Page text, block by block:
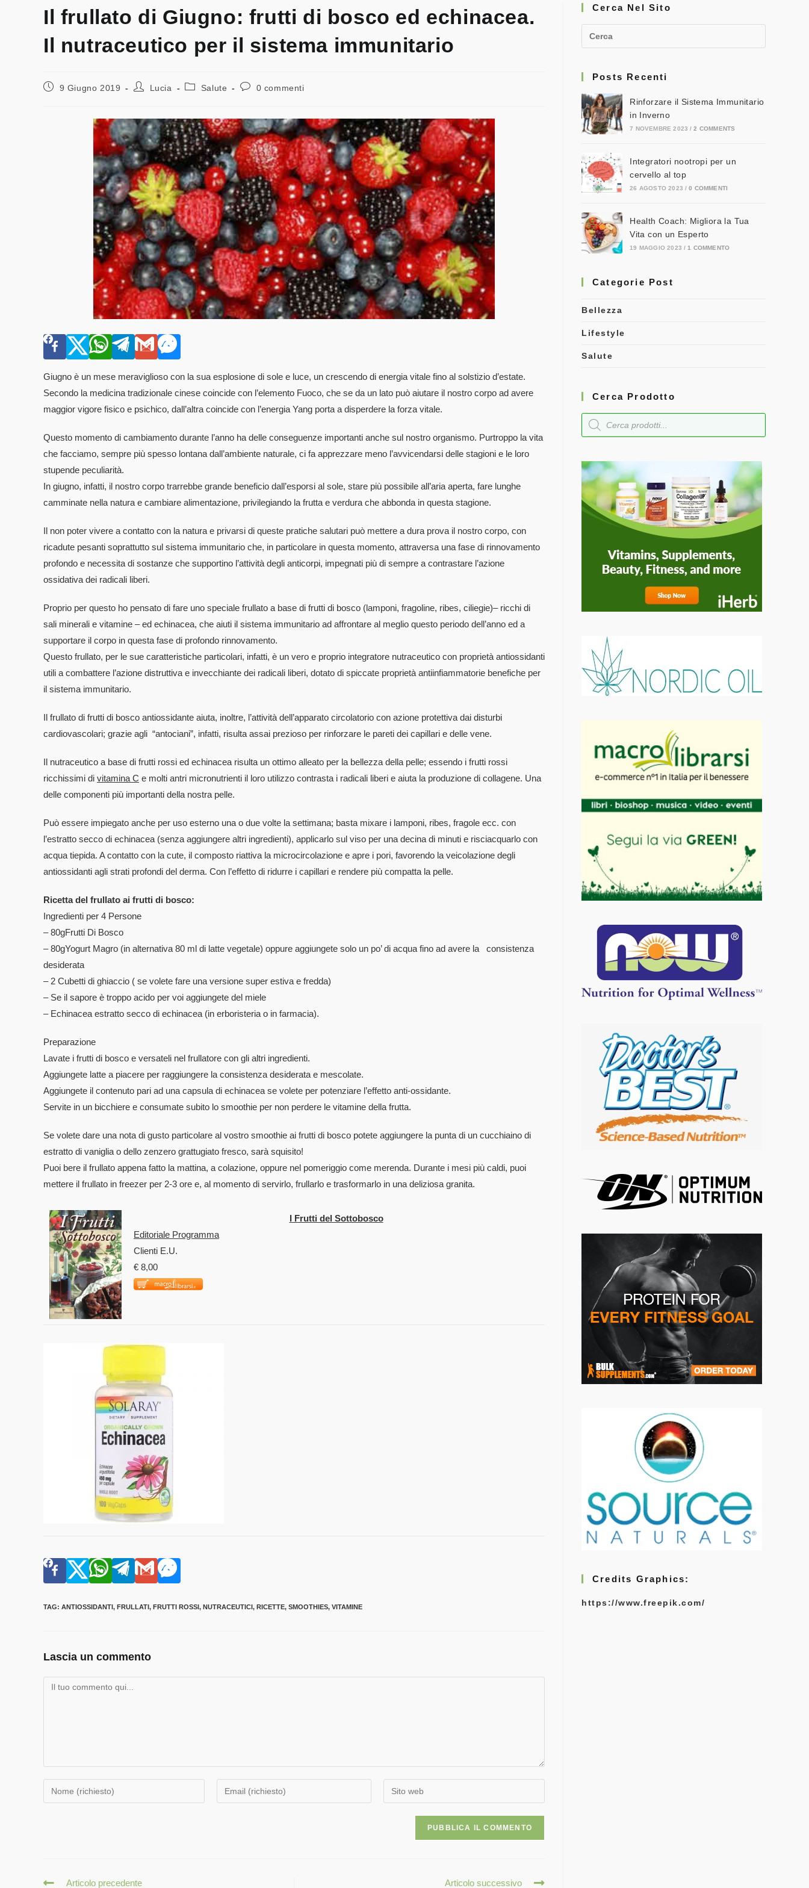
Il frullato di Giugno: frutti di bosco ed echinacea.
Il nutraceutico per il sistema immunitario
9 Giugno 2019 Lucia Salute 0 commenti
Giugno è un mese meraviglioso con la sua esplosione di sole e luce, un crescendo di energia vitale fino al solstizio d’estate.
Secondo la medicina tradizionale cinese coincide con l’elemento Fuoco, che se da un lato può aiutare il nostro corpo ad avere
maggior vigore fisico e psichico, dall’altra coincide con l’energia Yang porta a disperdere la forza vitale.
Questo momento di cambiamento durante l’anno ha delle conseguenze importanti anche sul nostro organismo. Purtroppo la vita
che facciamo, sempre più spesso lontana dall’ambiente naturale, ci fa apprezzare meno l’avvicendarsi delle stagioni e le loro
stupende peculiarità.
In giugno, infatti, il nostro corpo trarrebbe grande beneficio dall’esporsi al sole, stare più possibile all’aria aperta, fare lunghe
camminate nella natura e cambiare alimentazione, privilegiando la frutta e verdura che abbonda in questa stagione.
Il non poter vivere a contatto con la natura e privarsi di queste pratiche salutari può mettere a dura prova il nostro corpo, con
ricadute pesanti soprattutto sul sistema immunitario che, in particolare in questa momento, attraversa una fase di rinnovamento
profondo e necessita di sostanze che supportino l’attività degli anticorpi, impegnati più di sempre a contrastare l’azione
ossidativa dei radicali liberi.
Proprio per questo ho pensato di fare uno speciale frullato a base di frutti di bosco (lamponi, fragoline, ribes, ciliegie)– ricchi di
sali minerali e vitamine – ed echinacea, che aiuti il sistema immunitario ad affrontare al meglio questo periodo dell’anno ed a
supportare il corpo in questa fase di profondo rinnovamento.
Questo frullato, per le sue caratteristiche particolari, infatti, è un vero e proprio integratore nutraceutico con proprietà antiossidanti
utili a combattere l’azione distruttiva e invecchiante dei radicali liberi, dotato di spiccate proprietà antiinfiammatorie benefiche per
il sistema immunitario.
Il frullato di frutti di bosco antiossidante aiuta, inoltre, l’attività dell’apparato circolatorio con azione protettiva dai disturbi
cardiovascolari; grazie agli “antociani”, infatti, risulta assai prezioso per rinforzare le pareti dei capillari e delle vene.
Il nutraceutico a base di frutti rossi ed echinacea risulta un ottimo alleato per la bellezza della pelle; essendo i frutti rossi
ricchissimi di vitamina C e molti antri micronutrienti il loro utilizzo contrasta i radicali liberi e aiuta la produzione di collagene. Una
delle componenti più importanti della nostra pelle.
Può essere impiegato anche per uso esterno una o due volte la settimana; basta mixare i lamponi, ribes, fragole ecc. con
l’estratto secco di echinacea (senza aggiungere altri ingredienti), applicarlo sul viso per una decina di minuti e risciacquarlo con
acqua tiepida. A contatto con la cute, il composto riattiva la microcircolazione e apre i pori, favorendo la veicolazione degli
antiossidanti agli strati profondi del derma. Con l’effetto di ridurre i capillari e rendere più compatta la pelle.
Ricetta del frullato ai frutti di bosco:
Ingredienti per 4 Persone
– 80gFrutti Di Bosco
– 80gYogurt Magro (in alternativa 80 ml di latte vegetale) oppure aggiungete solo un po’ di acqua fino ad avere la consistenza
desiderata
– 2 Cubetti di ghiaccio ( se volete fare una versione super estiva e fredda)
– Se il sapore è troppo acido per voi aggiungete del miele
– Echinacea estratto secco di echinacea (in erboristeria o in farmacia).
Preparazione
Lavate i frutti di bosco e versateli nel frullatore con gli altri ingredienti.
Aggiungete latte a piacere per raggiungere la consistenza desiderata e mescolate.
Aggiungete il contenuto pari ad una capsula di echinacea se volete per potenziare l’effetto anti-ossidante.
Servite in un bicchiere e consumate subito lo smoothie per non perdere le vitamine della frutta.
Se volete dare una nota di gusto particolare al vostro smoothie ai frutti di bosco potete aggiungere la punta di un cucchiaino di
estratto di vaniglia o dello zenzero grattugiato fresco, sarà squisito!
Puoi bere il frullato appena fatto la mattina, a colazione, oppure nel pomeriggio come merenda. Durante i mesi più caldi, puoi
mettere il frullato in freezer per 2-3 ore e, al momento di servirlo, frullarlo e trasformarlo in una deliziosa granita.
I Frutti del Sottobosco
Editoriale Programma
Clienti E.U.
€ 8,00
TAG: ANTIOSSIDANTI, FRULLATI, FRUTTI ROSSI, NUTRACEUTICI, RICETTE, SMOOTHIES, VITAMINE
Lascia un commento
Articolo precedente Articolo successivo
Cerca Nel Sito
Posts Recenti
Rinforzare il Sistema Immunitario
in Inverno
7 NOVEMBRE 2023 / 2 COMMENTS
Integratori nootropi per un
cervello al top
26 AGOSTO 2023 / 0 COMMENTI
Health Coach: Migliora la Tua
Vita con un Esperto
19 MAGGIO 2023 / 1 COMMENTO
Categorie Post
Bellezza
Lifestyle
Salute
Cerca Prodotto
Credits Graphics:
https://www.freepik.com/